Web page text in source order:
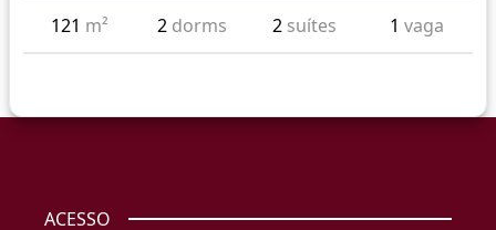
121 m² 2 dorms 2 suítes 1 vaga
ACESSO